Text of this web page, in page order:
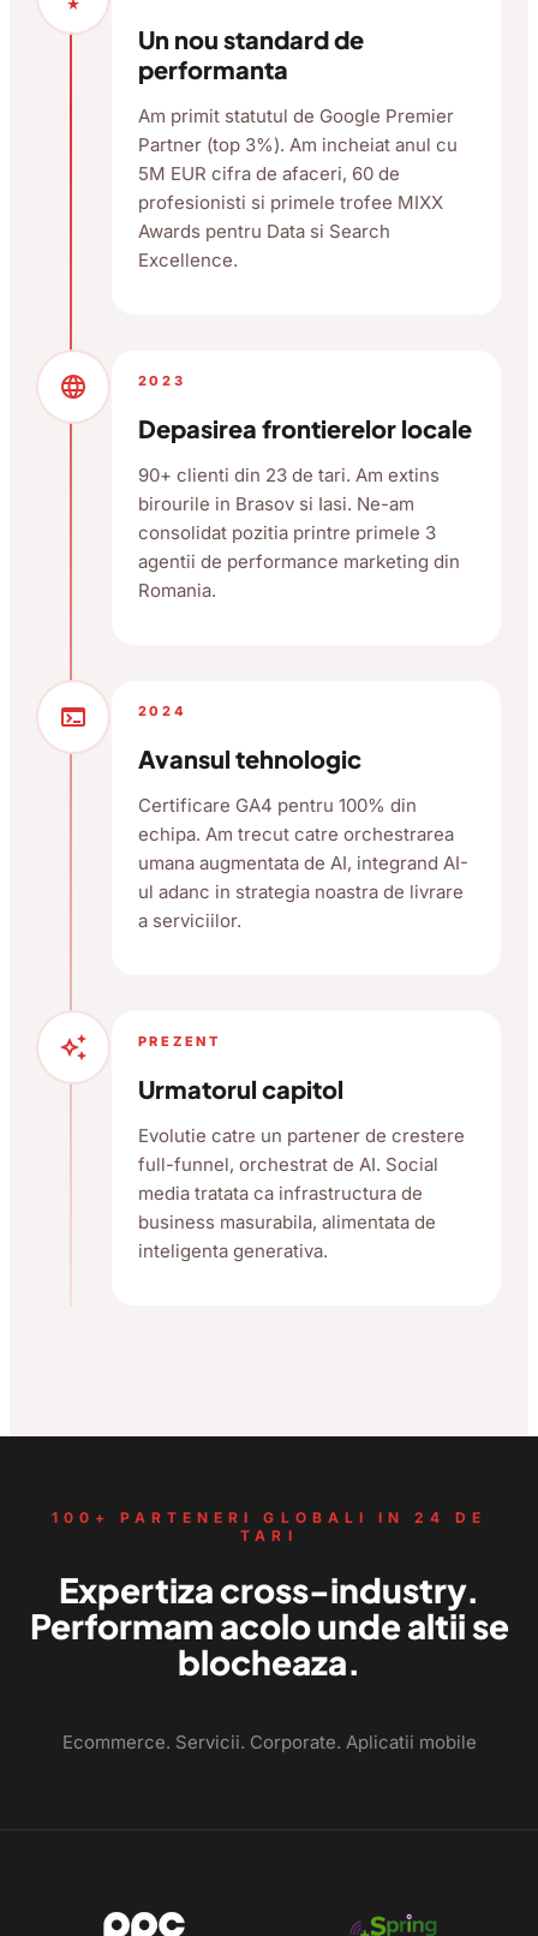
Un nou standard de
performanta
Am primit statutul de Google Premier
Partner (top 3%). Am incheiat anul cu
5M EUR cifra de afaceri, 60 de
profesionisti si primele trofee MIXX
Awards pentru Data si Search
Excellence.
language 2023
Depasirea frontierelor locale
90+ clienti din 23 de tari. Am extins
birourile in Brasov si Iasi. Ne-am
consolidat pozitia printre primele 3
agentii de performance marketing din
Romania.
terminal 2024
Avansul tehnologic
Certificare GA4 pentru 100% din
echipa. Am trecut catre orchestrarea
umana augmentata de AI, integrand AI-
ul adanc in strategia noastra de livrare
a serviciilor.
auto_awesome PREZENT
Urmatorul capitol
Evolutie catre un partener de crestere
full-funnel, orchestrat de AI. Social
media tratata ca infrastructura de
business masurabila, alimentata de
inteligenta generativa.
100+ PARTENERI GLOBALI IN 24 DE
TARI
Expertiza cross-industry.
Performam acolo unde altii se
blocheaza.
Ecommerce. Servicii. Corporate. Aplicatii mobile